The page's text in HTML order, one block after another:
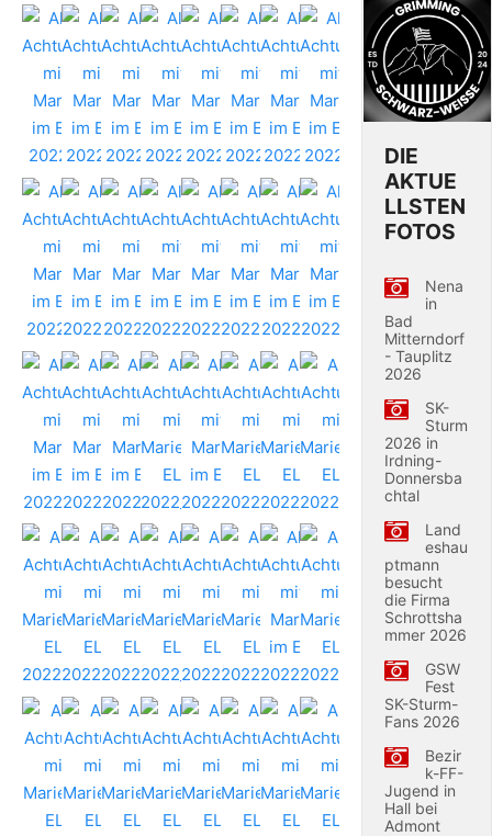
DIE
AKTUE
LLSTEN
FOTOS
Nena
in
Bad
Mitterndorf
- Tauplitz
2026
SK-
Sturm
2026 in
Irdning-
Donnersba
chtal
Land
eshau
ptmann
besucht
die Firma
Schrottsha
mmer 2026
GSW
Fest
SK-Sturm-
Fans 2026
Bezir
k-FF-
Jugend in
Hall bei
Admont